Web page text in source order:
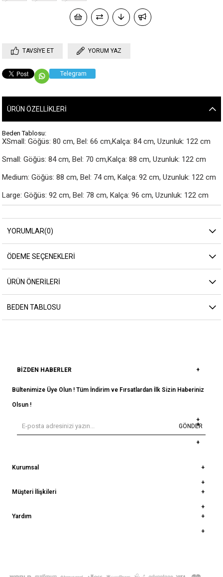
TAVSIYE ET YORUM YAZ
Telegram
ÜRÜN ÖZELLIKLERI
Beden Tablosu:
XSmall: Göğüs: 80 cm, Bel: 66 cm,Kalça: 84 cm, Uzunluk: 122 cm
Small: Göğüs: 84 cm, Bel: 70 cm,Kalça: 88 cm, Uzunluk: 122 cm
Medium: Göğüs: 88 cm, Bel: 74 cm, Kalça: 92 cm, Uzunluk: 122 cm
Large: Göğüs: 92 cm, Bel: 78 cm, Kalça: 96 cm, Uzunluk: 122 cm
YORUMLAR(0)
ÖDEME SEÇENEKLERI
ÜRÜN ÖNERILERI
BEDEN TABLOSU
BIZDEN HABERLER
Bültenimize Üye Olun ! Tüm İndirim ve Fırsatlardan İlk Sizin Haberiniz
Olsun !
GÖNDER
Kurumsal
Müşteri İlişkileri
Yardım